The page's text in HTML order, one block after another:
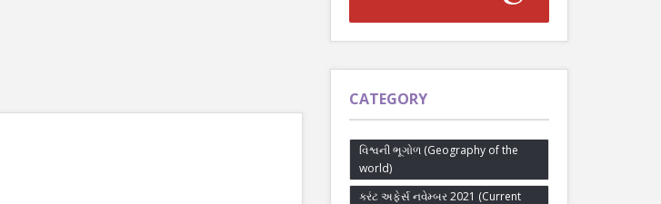
CATEGORY
વિશ્વની ભૂગોળ (Geography of the
world)
કરંટ અફેર્સ નવેમ્બર 2021 (Current